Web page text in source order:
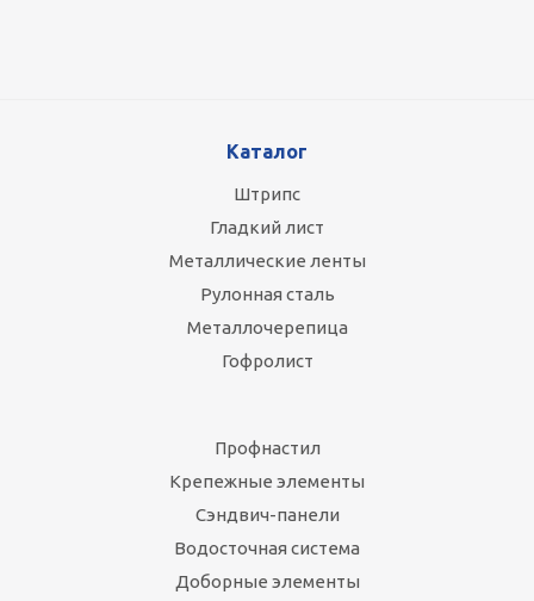
Каталог
Штрипс
Гладкий лист
Металлические ленты
Рулонная сталь
Металлочерепица
Гофролист
Профнастил
Крепежные элементы
Сэндвич-панели
Водосточная система
Доборные элементы